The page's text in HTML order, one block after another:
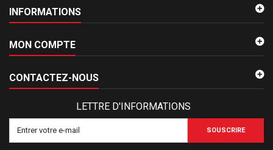
INFORMATIONS
MON COMPTE
CONTACTEZ-NOUS
LETTRE D'INFORMATIONS
SOUSCRIRE